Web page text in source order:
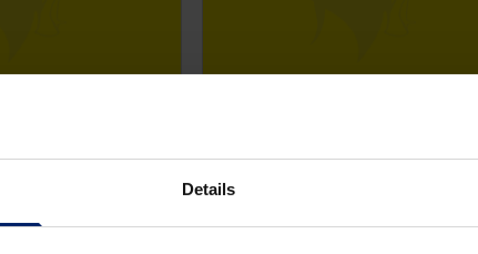
Details